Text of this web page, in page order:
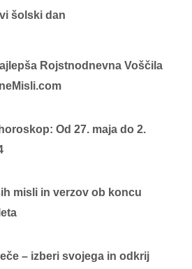
šolski dan
Rojstnodnevna Voščila
Od 27. maja do 2.
misli in verzov ob koncu
– izberi svojega in odkrij